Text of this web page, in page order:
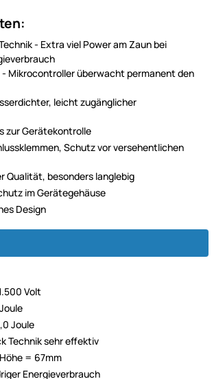
- Extra viel Power am Zaun bei
Mikrocontroller überwacht permanent den
leicht zugänglicher
zur Gerätekontrolle
Schutz vor versehentlichen
Qualität, besonders langlebig
im Gerätegehäuse
Design
Volt
Joule
Technik sehr effektiv
= 67mm
Energieverbrauch